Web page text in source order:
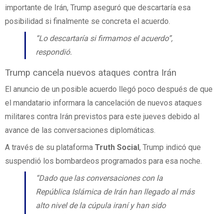
importante de Irán, Trump aseguró que descartaría esa
posibilidad si finalmente se concreta el acuerdo.
“Lo descartaría si firmamos el acuerdo”,
respondió.
Trump cancela nuevos ataques contra Irán
El anuncio de un posible acuerdo llegó poco después de que
el mandatario informara la cancelación de nuevos ataques
militares contra Irán previstos para este jueves debido al
avance de las conversaciones diplomáticas.
A través de su plataforma Truth Social, Trump indicó que
suspendió los bombardeos programados para esa noche.
“Dado que las conversaciones con la
República Islámica de Irán han llegado al más
alto nivel de la cúpula iraní y han sido